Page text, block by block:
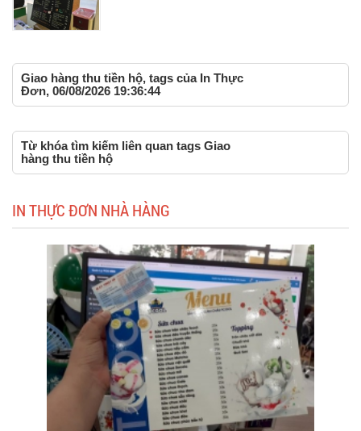
Giao hàng thu tiền hộ, tags của In Thực
Đơn, 06/08/2026 19:36:44
Từ khóa tìm kiếm liên quan tags Giao
hàng thu tiền hộ
IN THỰC ĐƠN NHÀ HÀNG